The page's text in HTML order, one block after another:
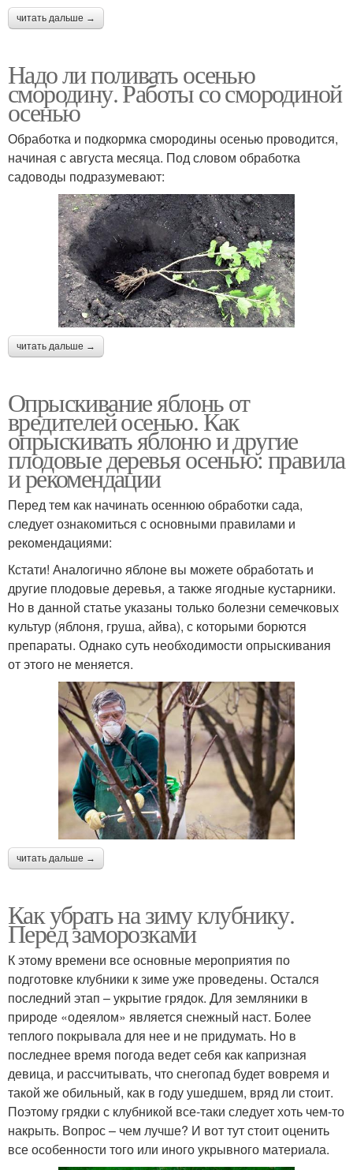
читать дальше →
Надо ли поливать осенью
смородину. Работы со смородиной
осенью
Обработка и подкормка смородины осенью проводится,
начиная с августа месяца. Под словом обработка
садоводы подразумевают:
читать дальше →
Опрыскивание яблонь от
вредителей осенью. Как
опрыскивать яблоню и другие
плодовые деревья осенью: правила
и рекомендации
Перед тем как начинать осеннюю обработки сада,
следует ознакомиться с основными правилами и
рекомендациями:
Кстати! Аналогично яблоне вы можете обработать и
другие плодовые деревья, а также ягодные кустарники.
Но в данной статье указаны только болезни семечковых
культур (яблоня, груша, айва), с которыми борются
препараты. Однако суть необходимости опрыскивания
от этого не меняется.
читать дальше →
Как убрать на зиму клубнику.
Перед заморозками
К этому времени все основные мероприятия по
подготовке клубники к зиме уже проведены. Остался
последний этап – укрытие грядок. Для земляники в
природе «одеялом» является снежный наст. Более
теплого покрывала для нее и не придумать. Но в
последнее время погода ведет себя как капризная
девица, и рассчитывать, что снегопад будет вовремя и
такой же обильный, как в году ушедшем, вряд ли стоит.
Поэтому грядки с клубникой все-таки следует хоть чем-то
накрыть. Вопрос – чем лучше? И вот тут стоит оценить
все особенности того или иного укрывного материала.